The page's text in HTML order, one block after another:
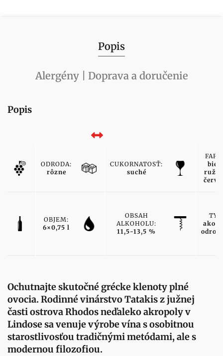
Popis
Alergény | Doprava a doručenie
Popis
ODRODA:
rôzne
CUKORNATOSŤ:
suché
OBJEM:
6×0,75 l
OBSAH
ALKOHOLU:
11,5-13,5 %
Ochutnajte skutočné grécke klenoty plné
ovocia. Rodinné vinárstvo Tatakis z južnej
časti ostrova Rhodos neďaleko akropoly v
Lindose sa venuje výrobe vína s osobitnou
starostlivosťou tradičnými metódami, ale s
modernou filozofiou.